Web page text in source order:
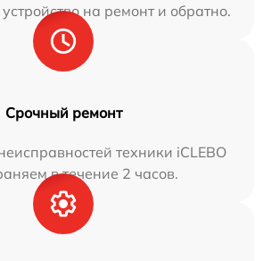
на ремонт и обратно.
Срочный ремонт
техники iCLEBO
в течение 2 часов.